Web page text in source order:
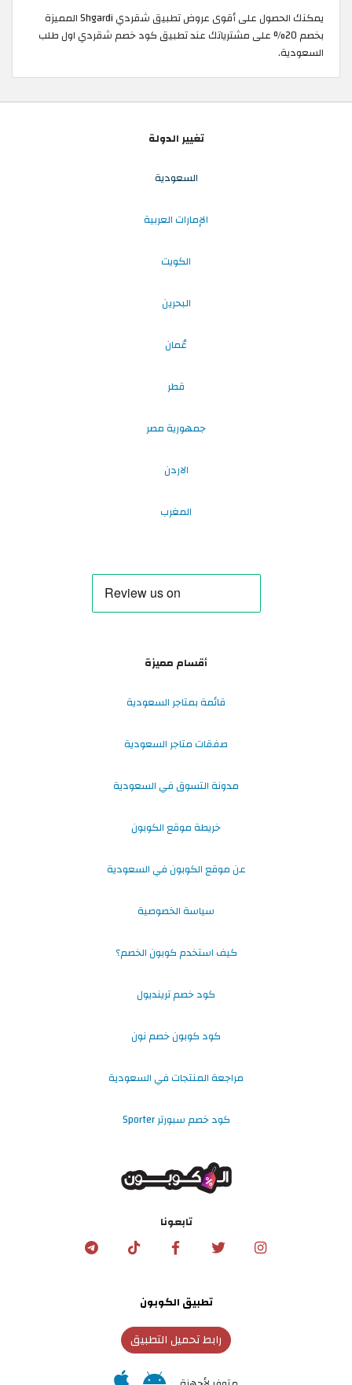
يمكنك الحصول على أقوى عروض تطبيق شقردي Shgardi المميزة
بخصم 20% على مشترياتك عند تطبيق كود خصم شقردي اول طلب
السعودية.
تغيير الدولة
السعودية
الإمارات العربية
الكويت
البحرين
عُمان
قطر
جمهورية مصر
الاردن
المغرب
أقسام مميزة
قائمة بمتاجر السعودية
صفقات متاجر السعودية
مدونة التسوق في السعودية
خريطة موقع الكوبون
عن موقع الكوبون في السعودية
سياسة الخصوصية
كيف استخدم كوبون الخصم؟
كود خصم ترينديول
كود كوبون خصم نون
مراجعة المنتجات في السعودية
كود خصم سبورتر Sporter
تابعونا
تطبيق الكوبون
رابط تحميل التطبيق